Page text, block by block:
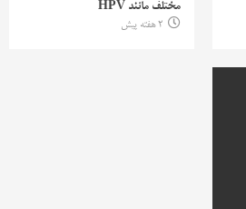
مختلف مانند HPV
2 هفته پیش